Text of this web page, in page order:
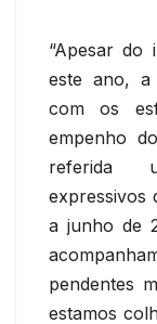
“Apesar do
este ano, a
com os
empenho
referida
expressivos
a junho de
pendentes
estamos